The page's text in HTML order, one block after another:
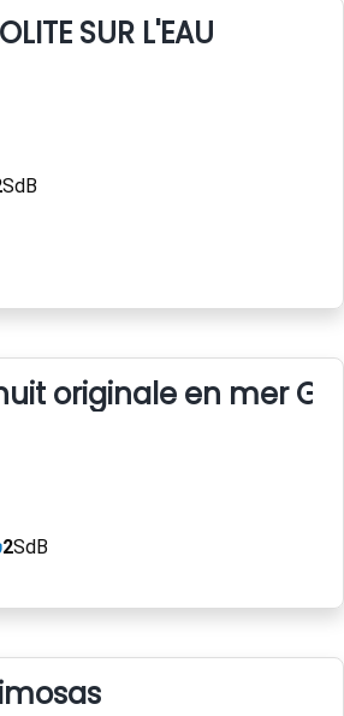
SUR L'EAU
SdB
originale en mer
2SdB